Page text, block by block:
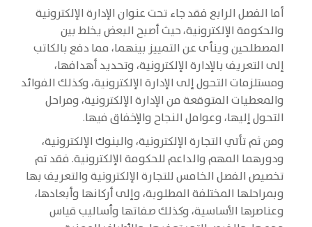
أما الفصل الرابع فقد جاء تحت عنوان الإدارة الإلكترونية
والحكومة الإلكترونية، حيث أصبح البعض يخلط بين
المصطلحين وينأى عن التمييز بينهما، مما دفع بالكاتب
إلى التعريف بالإدارة الإلكترونية، وتحديد أهدافها،
ومستلزمات التحول إلى الإدارة الإلكترونية، وكذلك الفوائد
والمعطيات المتوقعة من الإدارة الإلكترونية، ومراحل
التحول إليها، وعوامل النجاح والإخفاق فيها.
ومن ثم تأتي التجارة الإلكترونية، والبنوك الإلكترونية،
ودورهما المهم والداعم للحكومة الإلكترونية. فقد تم
تخصيص الفصل الخامس للتجارة الإلكترونية والتعريف بها
وبمراحلها المختلفة المطلوبة، وإلى أركانها وأبعادها،
وعناصرها الأساسية، وكذلك صفاتها وأساليب قياس